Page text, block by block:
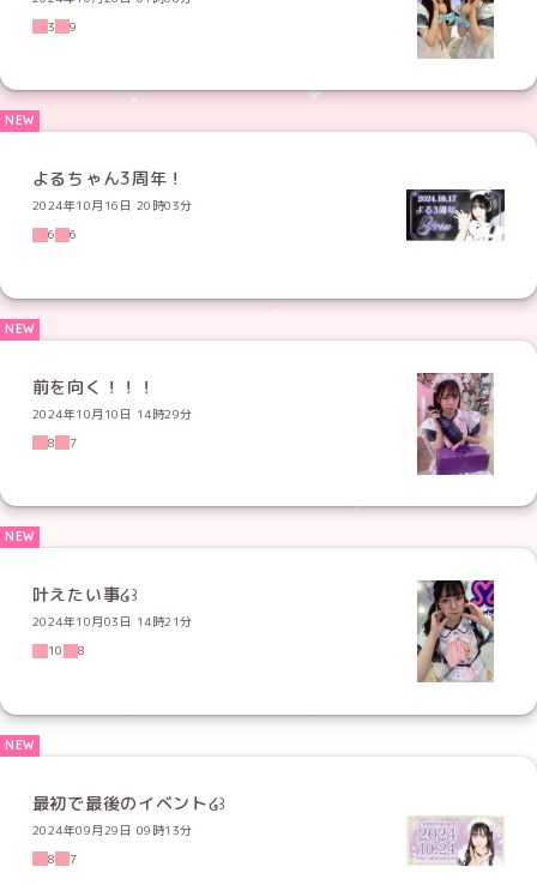
3
9
よるちゃん3周年！
2024年10月16日 20時03分
6
6
前を向く！！！
2024年10月10日 14時29分
8
7
叶えたい事໒꒱
2024年10月03日 14時21分
10
8
最初で最後のイベント໒꒱
2024年09月29日 09時13分
8
7